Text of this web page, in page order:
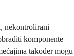
nekontrolirani
komponente
također mogu